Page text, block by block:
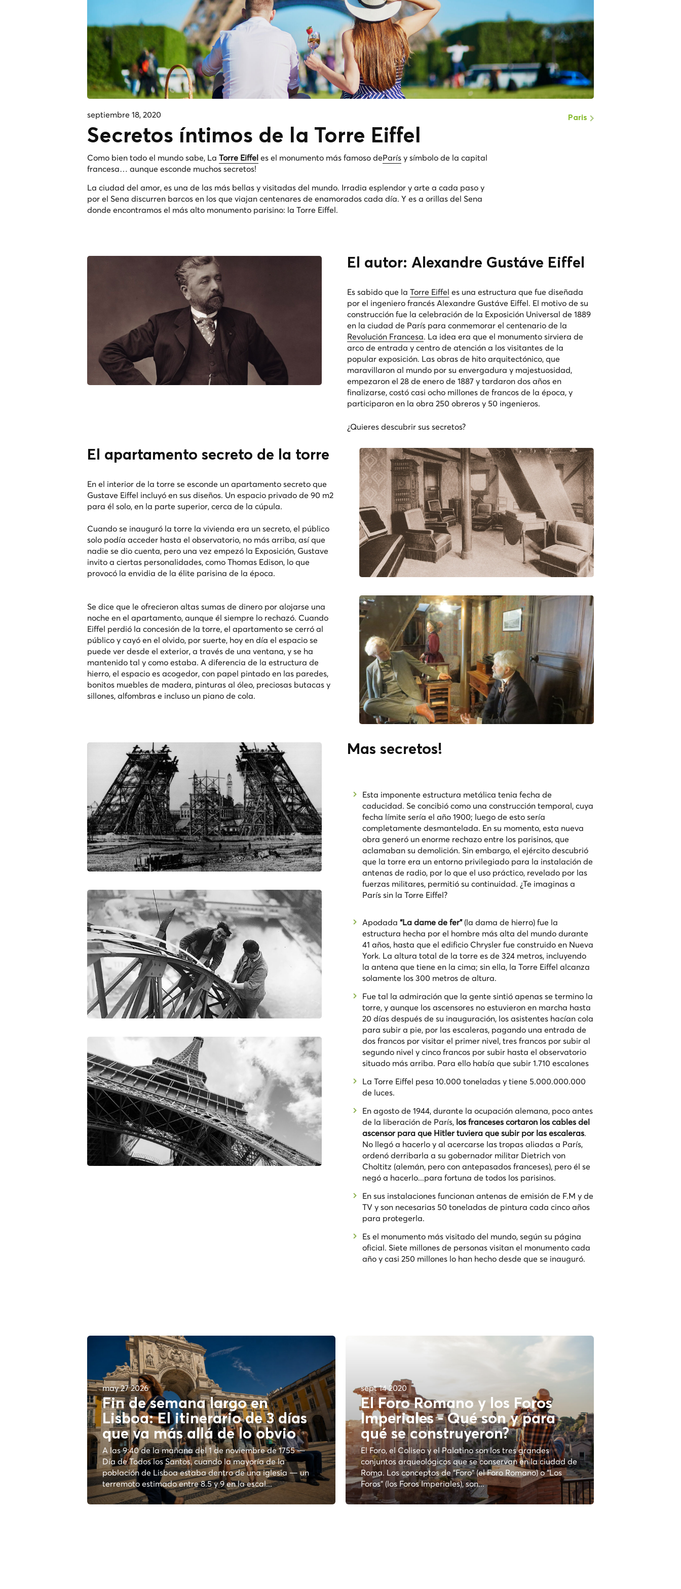
septiembre 18, 2020 Paris
Secretos íntimos de la Torre Eiffel
Como bien todo el mundo sabe, La Torre Eiffel es el monumento más famoso deParís y símbolo de la capital
francesa… aunque esconde muchos secretos!
La ciudad del amor, es una de las más bellas y visitadas del mundo. Irradia esplendor y arte a cada paso y
por el Sena discurren barcos en los que viajan centenares de enamorados cada día. Y es a orillas del Sena
donde encontramos el más alto monumento parisino: la Torre Eiffel.
El autor: Alexandre Gustáve Eiffel
Es sabido que la Torre Eiffel es una estructura que fue diseñada
por el ingeniero francés Alexandre Gustáve Eiffel. El motivo de su
construcción fue la celebración de la Exposición Universal de 1889
en la ciudad de París para conmemorar el centenario de la
Revolución Francesa. La idea era que el monumento sirviera de
arco de entrada y centro de atención a los visitantes de la
popular exposición. Las obras de hito arquitectónico, que
maravillaron al mundo por su envergadura y majestuosidad,
empezaron el 28 de enero de 1887 y tardaron dos años en
finalizarse, costó casi ocho millones de francos de la época, y
participaron en la obra 250 obreros y 50 ingenieros.
¿Quieres descubrir sus secretos?
El apartamento secreto de la torre
En el interior de la torre se esconde un apartamento secreto que
Gustave Eiffel incluyó en sus diseños. Un espacio privado de 90 m2
para él solo, en la parte superior, cerca de la cúpula.
Cuando se inauguró la torre la vivienda era un secreto, el público
solo podía acceder hasta el observatorio, no más arriba, así que
nadie se dio cuenta, pero una vez empezó la Exposición, Gustave
invito a ciertas personalidades, como Thomas Edison, lo que
provocó la envidia de la élite parisina de la época.
Se dice que le ofrecieron altas sumas de dinero por alojarse una
noche en el apartamento, aunque él siempre lo rechazó. Cuando
Eiffel perdió la concesión de la torre, el apartamento se cerró al
público y cayó en el olvido, por suerte, hoy en día el espacio se
puede ver desde el exterior, a través de una ventana, y se ha
mantenido tal y como estaba. A diferencia de la estructura de
hierro, el espacio es acogedor, con papel pintado en las paredes,
bonitos muebles de madera, pinturas al óleo, preciosas butacas y
sillones, alfombras e incluso un piano de cola.
Mas secretos!
Esta imponente estructura metálica tenia fecha de
caducidad. Se concibió como una construcción temporal, cuya
fecha límite sería el año 1900; luego de esto sería
completamente desmantelada. En su momento, esta nueva
obra generó un enorme rechazo entre los parisinos, que
aclamaban su demolición. Sin embargo, el ejército descubrió
que la torre era un entorno privilegiado para la instalación de
antenas de radio, por lo que el uso práctico, revelado por las
fuerzas militares, permitió su continuidad. ¿Te imaginas a
París sin la Torre Eiffel?
Apodada “La dame de fer”(la dama de hierro) fue la
estructura hecha por el hombre más alta del mundo durante
41 años, hasta que el edificio Chrysler fue construido en Nueva
York. La altura total de la torre es de 324 metros, incluyendo
la antena que tiene en la cima; sin ella, la Torre Eiffel alcanza
solamente los 300 metros de altura.
Fue tal la admiración que la gente sintió apenas se termino la
torre, y aunque los ascensores no estuvieron en marcha hasta
20 días después de su inauguración, los asistentes hacían cola
para subir a pie, por las escaleras, pagando una entrada de
dos francos por visitar el primer nivel, tres francos por subir al
segundo nivel y cinco francos por subir hasta el observatorio
situado más arriba. Para ello había que subir 1.710 escalones
La Torre Eiffel pesa 10.000 toneladas y tiene 5.000.000.000
de luces.
En agosto de 1944, durante la ocupación alemana, poco antes
de la liberación de París, los franceses cortaron los cables del
ascensor para que Hitler tuviera que subir por las escaleras.
No llegó a hacerlo y al acercarse las tropas aliadas a París,
ordenó derribarla a su gobernador militar Dietrich von
Choltitz (alemán, pero con antepasados franceses), pero él se
negó a hacerlo...para fortuna de todos los parisinos.
En sus instalaciones funcionan antenas de emisión de F.M y de
TV y son necesarias 50 toneladas de pintura cada cinco años
para protegerla.
Es el monumento más visitado del mundo, según su página
oficial. Siete millones de personas visitan el monumento cada
año y casi 250 millones lo han hecho desde que se inauguró.
may 27 2026
Fin de semana largo en
Lisboa: El itinerario de 3 días
que va más allá de loobvio
A las 9:40 de la mañana del 1 de noviembre de 1755 —
Día de Todos los Santos, cuando la mayoría de la
población de Lisboa estaba dentro de una iglesia — un
terremoto estimado entre 8.5 y 9 en la escal...
sept 14 2020
El Foro Romano y los Foros
Imperiales - Qué son y para
qué se construyeron?
El Foro, el Coliseo y el Palatino son los tres grandes
conjuntos arqueológicos que se conservan en la ciudad de
Roma. Los conceptos de "Foro" (el Foro Romano) o "Los
Foros" (los Foros Imperiales), son...